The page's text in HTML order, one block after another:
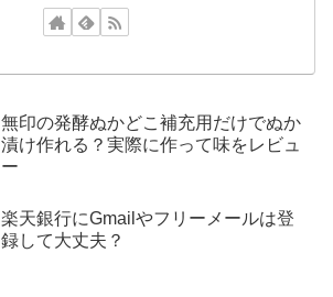
無印の発酵ぬかどこ補充用だけでぬか
漬け作れる？実際に作って味をレビュ
ー
楽天銀行にGmailやフリーメールは登
録して大丈夫？